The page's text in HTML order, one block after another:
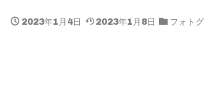
2023年1月4日 2023年1月8日 フォト